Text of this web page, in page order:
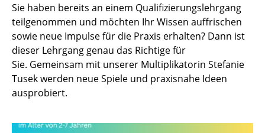
Sie haben bereits an einem Qualifizierungslehrgang
teilgenommen und möchten Ihr Wissen auffrischen
sowie neue Impulse für die Praxis erhalten? Dann ist
dieser Lehrgang genau das Richtige für
Sie. Gemeinsam mit unserer Multiplikatorin Stefanie
Tusek werden neue Spiele und praxisnahe Ideen
ausprobiert.